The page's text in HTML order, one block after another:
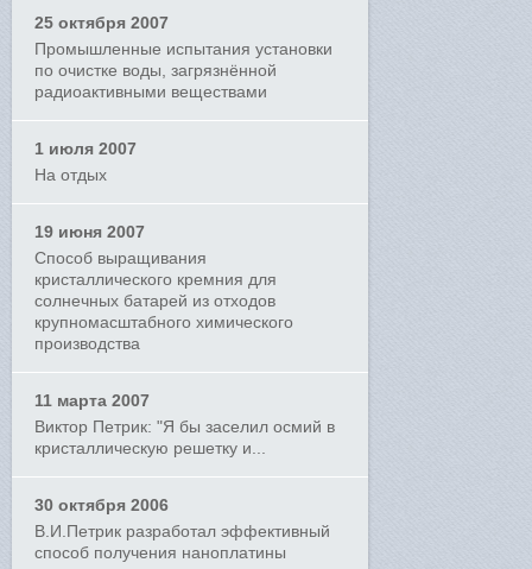
25 октября 2007
Промышленные испытания установки
по очистке воды, загрязнённой
радиоактивными веществами
1 июля 2007
На отдых
19 июня 2007
Способ выращивания
кристаллического кремния для
солнечных батарей из отходов
крупномасштабного химического
производства
11 марта 2007
Виктор Петрик: "Я бы заселил осмий в
кристаллическую решетку и...
30 октября 2006
В.И.Петрик разработал эффективный
способ получения наноплатины